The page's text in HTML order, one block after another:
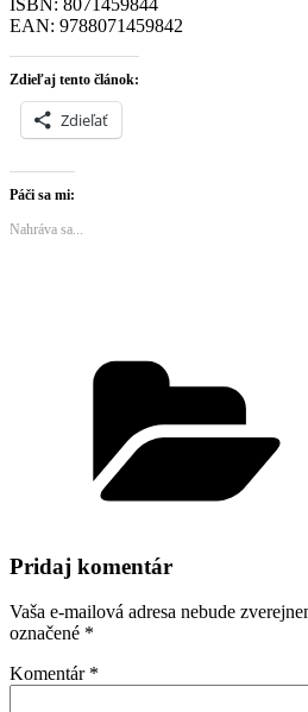
EAN: 9788071459842
Zdieľaj tento článok:
Zdieľať
Páči sa mi:
Nahráva sa...
Pridaj komentár
Vaša e-mailová adresa nebude
označené *
Komentár *